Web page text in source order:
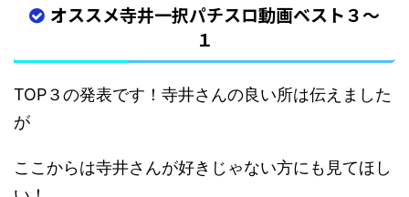
オススメ寺井一択パチスロ動画ベスト３～
１
TOP３の発表です！寺井さんの良い所は伝えました
が
ここからは寺井さんが好きじゃない方にも見てほし